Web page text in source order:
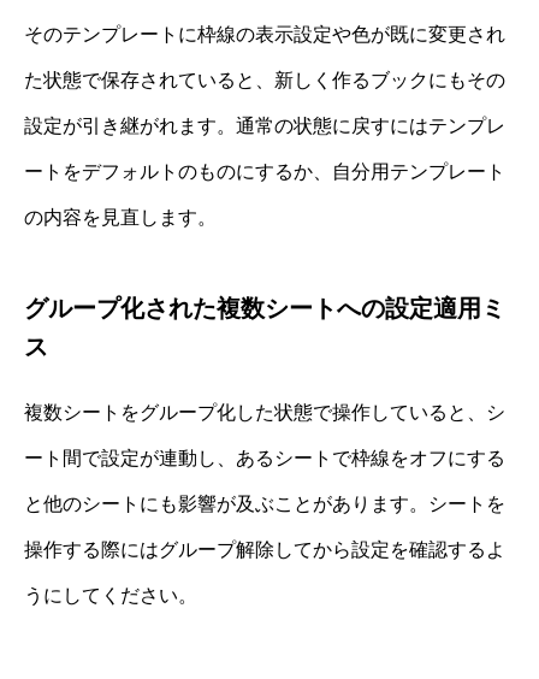
そのテンプレートに枠線の表示設定や色が既に変更され
た状態で保存されていると、新しく作るブックにもその
設定が引き継がれます。通常の状態に戻すにはテンプレ
ートをデフォルトのものにするか、自分用テンプレート
の内容を見直します。
グループ化された複数シートへの設定適用ミ
ス
複数シートをグループ化した状態で操作していると、シ
ート間で設定が連動し、あるシートで枠線をオフにする
と他のシートにも影響が及ぶことがあります。シートを
操作する際にはグループ解除してから設定を確認するよ
うにしてください。